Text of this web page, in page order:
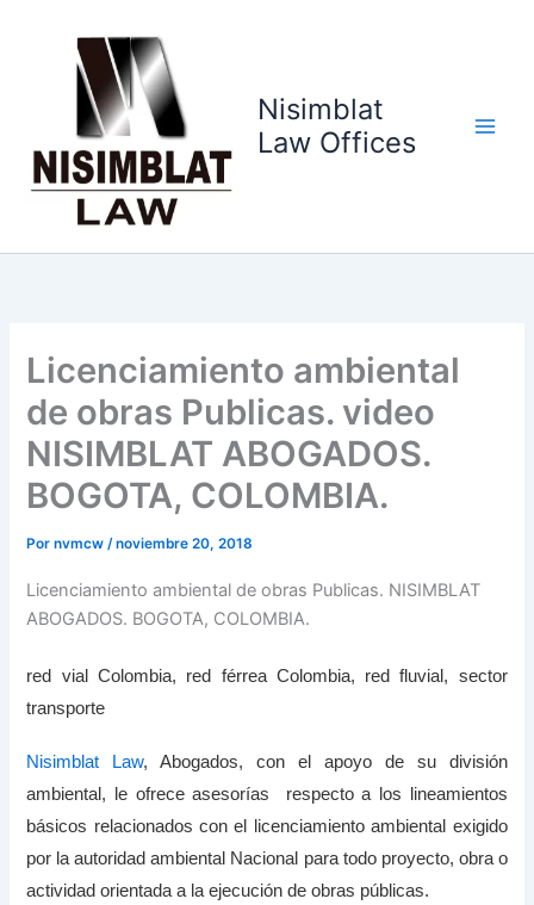
contenido
Nisimblat
Law Offices
Licenciamiento ambiental
de obras Publicas. video
NISIMBLAT ABOGADOS.
BOGOTA, COLOMBIA.
Pornvmcw/noviembre 20, 2018
Licenciamiento ambiental de obras Publicas. NISIMBLAT
ABOGADOS. BOGOTA, COLOMBIA.
red vial Colombia, red férrea Colombia, red fluvial, sector
transporte
Nisimblat Law, Abogados, con el apoyo de su división
ambiental, le ofrece asesorías respecto a los lineamientos
básicos relacionados con el licenciamiento ambiental exigido
por la autoridad ambiental Nacional para todo proyecto, obra o
actividad orientada a la ejecución de obras públicas.